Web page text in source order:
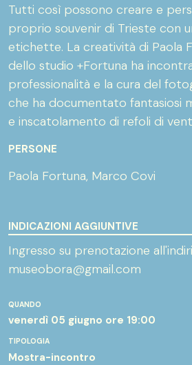
QUANDO
venerdì 05 giugno ore 19:00
TIPOLOGIA
Mostra-incontro
Tutti così possono creare e
proprio souvenir di Trieste con
etichette. La creatività di Paola
dello studio +Fortuna ha
professionalità e la cura del
che ha documentato fantasiosi
e inscatolamento di refoli di
PERSONE
Paola Fortuna, Marco Covi
INDICAZIONI AGGIUNTIVE
Ingresso su prenotazione
museobora@gmail.com